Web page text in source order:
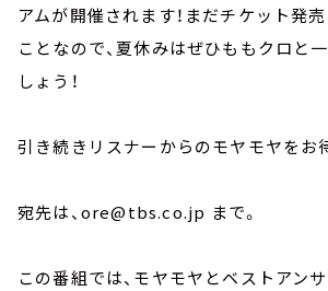
アムが開催されます！まだチケット発
ことなので、夏休みはぜひももクロと
しょう！
引き続きリスナーからのモヤモヤをお
宛先は、ore@tbs.co.jp まで。
この番組では、モヤモヤとベストアン